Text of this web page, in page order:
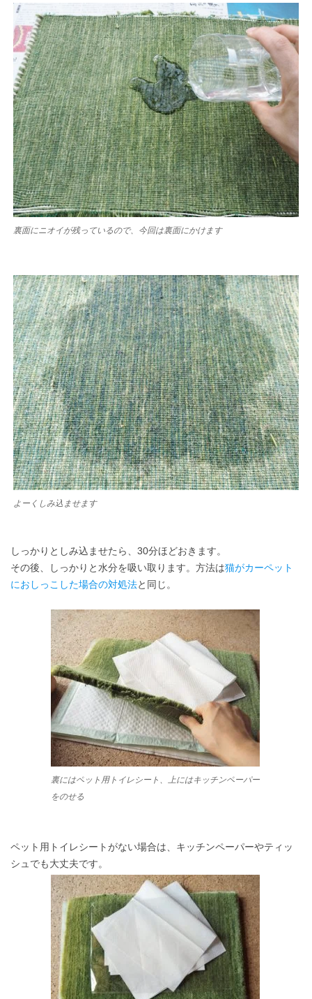
裏面にニオイが残っているので、今回は裏面にかけます
よーくしみ込ませます
しっかりとしみ込ませたら、30分ほどおきます。
その後、しっかりと水分を吸い取ります。方法は猫がカーペット
におしっこした場合の対処法と同じ。
裏にはペット用トイレシート、上にはキッチンペーパー
をのせる
ペット用トイレシートがない場合は、キッチンペーパーやティッ
シュでも大丈夫です。